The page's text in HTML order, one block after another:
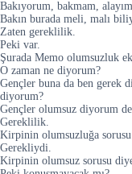
Bakıyorum, bakmam,
Bakın burada meli, malı
Zaten gereklilik.
Peki var.
Şurada Memo olumsuzluk
O zaman ne diyorum?
Gençler buna da ben
diyorum?
Gençler olumsuz diyorum
Gereklilik.
Kirpinin olumsuzluğa
Gerekliydi.
Kirpinin olumsuz sorusu